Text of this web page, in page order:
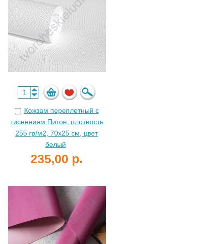
Кожзам переплетный с
тиснением Питон, плотность
255 гр/м2, 70х25 см, цвет
белый
235,00 р.